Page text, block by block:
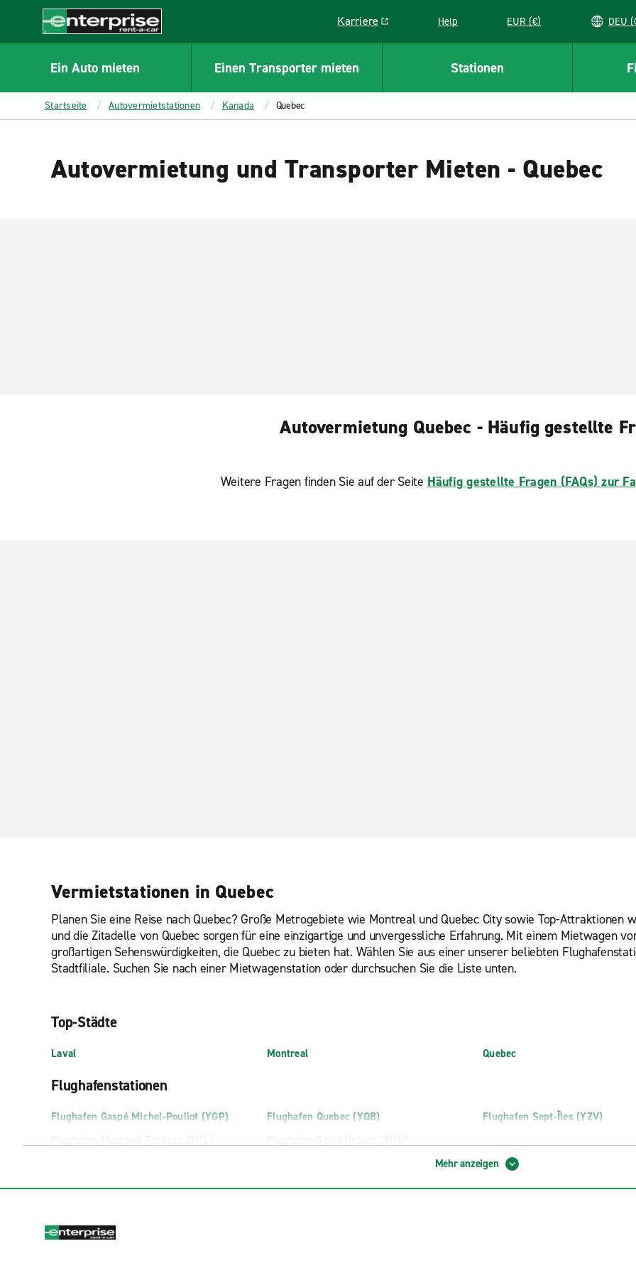
CONTENT
Enterprise
Karriere
Link opens in a new window
Help EUR (€)
Ein Auto mieten Einen Transporter mieten Stationen
Startseite Autovermietstationen Kanada Quebec
Autovermietung und Transporter Mieten - Quebec
Autovermietung Quebec - Häufig gestellte
Weitere Fragen finden Sie auf der Seite Häufig gestellte Fragen (FAQs) zur
Vermietstationen in Quebec
Planen Sie eine Reise nach Quebec? Große Metrogebiete wie Montreal und Quebec City sowie Top-Attraktionen
und die Zitadelle von Quebec sorgen für eine einzigartige und unvergessliche Erfahrung. Mit einem Mietwagen
großartigen Sehenswürdigkeiten, die Quebec zu bieten hat. Wählen Sie aus einer unserer beliebten
Stadtfiliale. Suchen Sie nach einer Mietwagenstation oder durchsuchen Sie die Liste unten.
Top-Städte
Laval Montreal Quebec
Flughafenstationen
Flughafen Gaspé Michel-Pouliot (YGP)
Flughafen Montreal Trudeau (YUL)
Flughafen Quebec (YQB)
Flughafen Saint-Hubert (YHU)
Flughafen Sept-Îles (YZV)
Stadtfilialen
Mehr anzeigen